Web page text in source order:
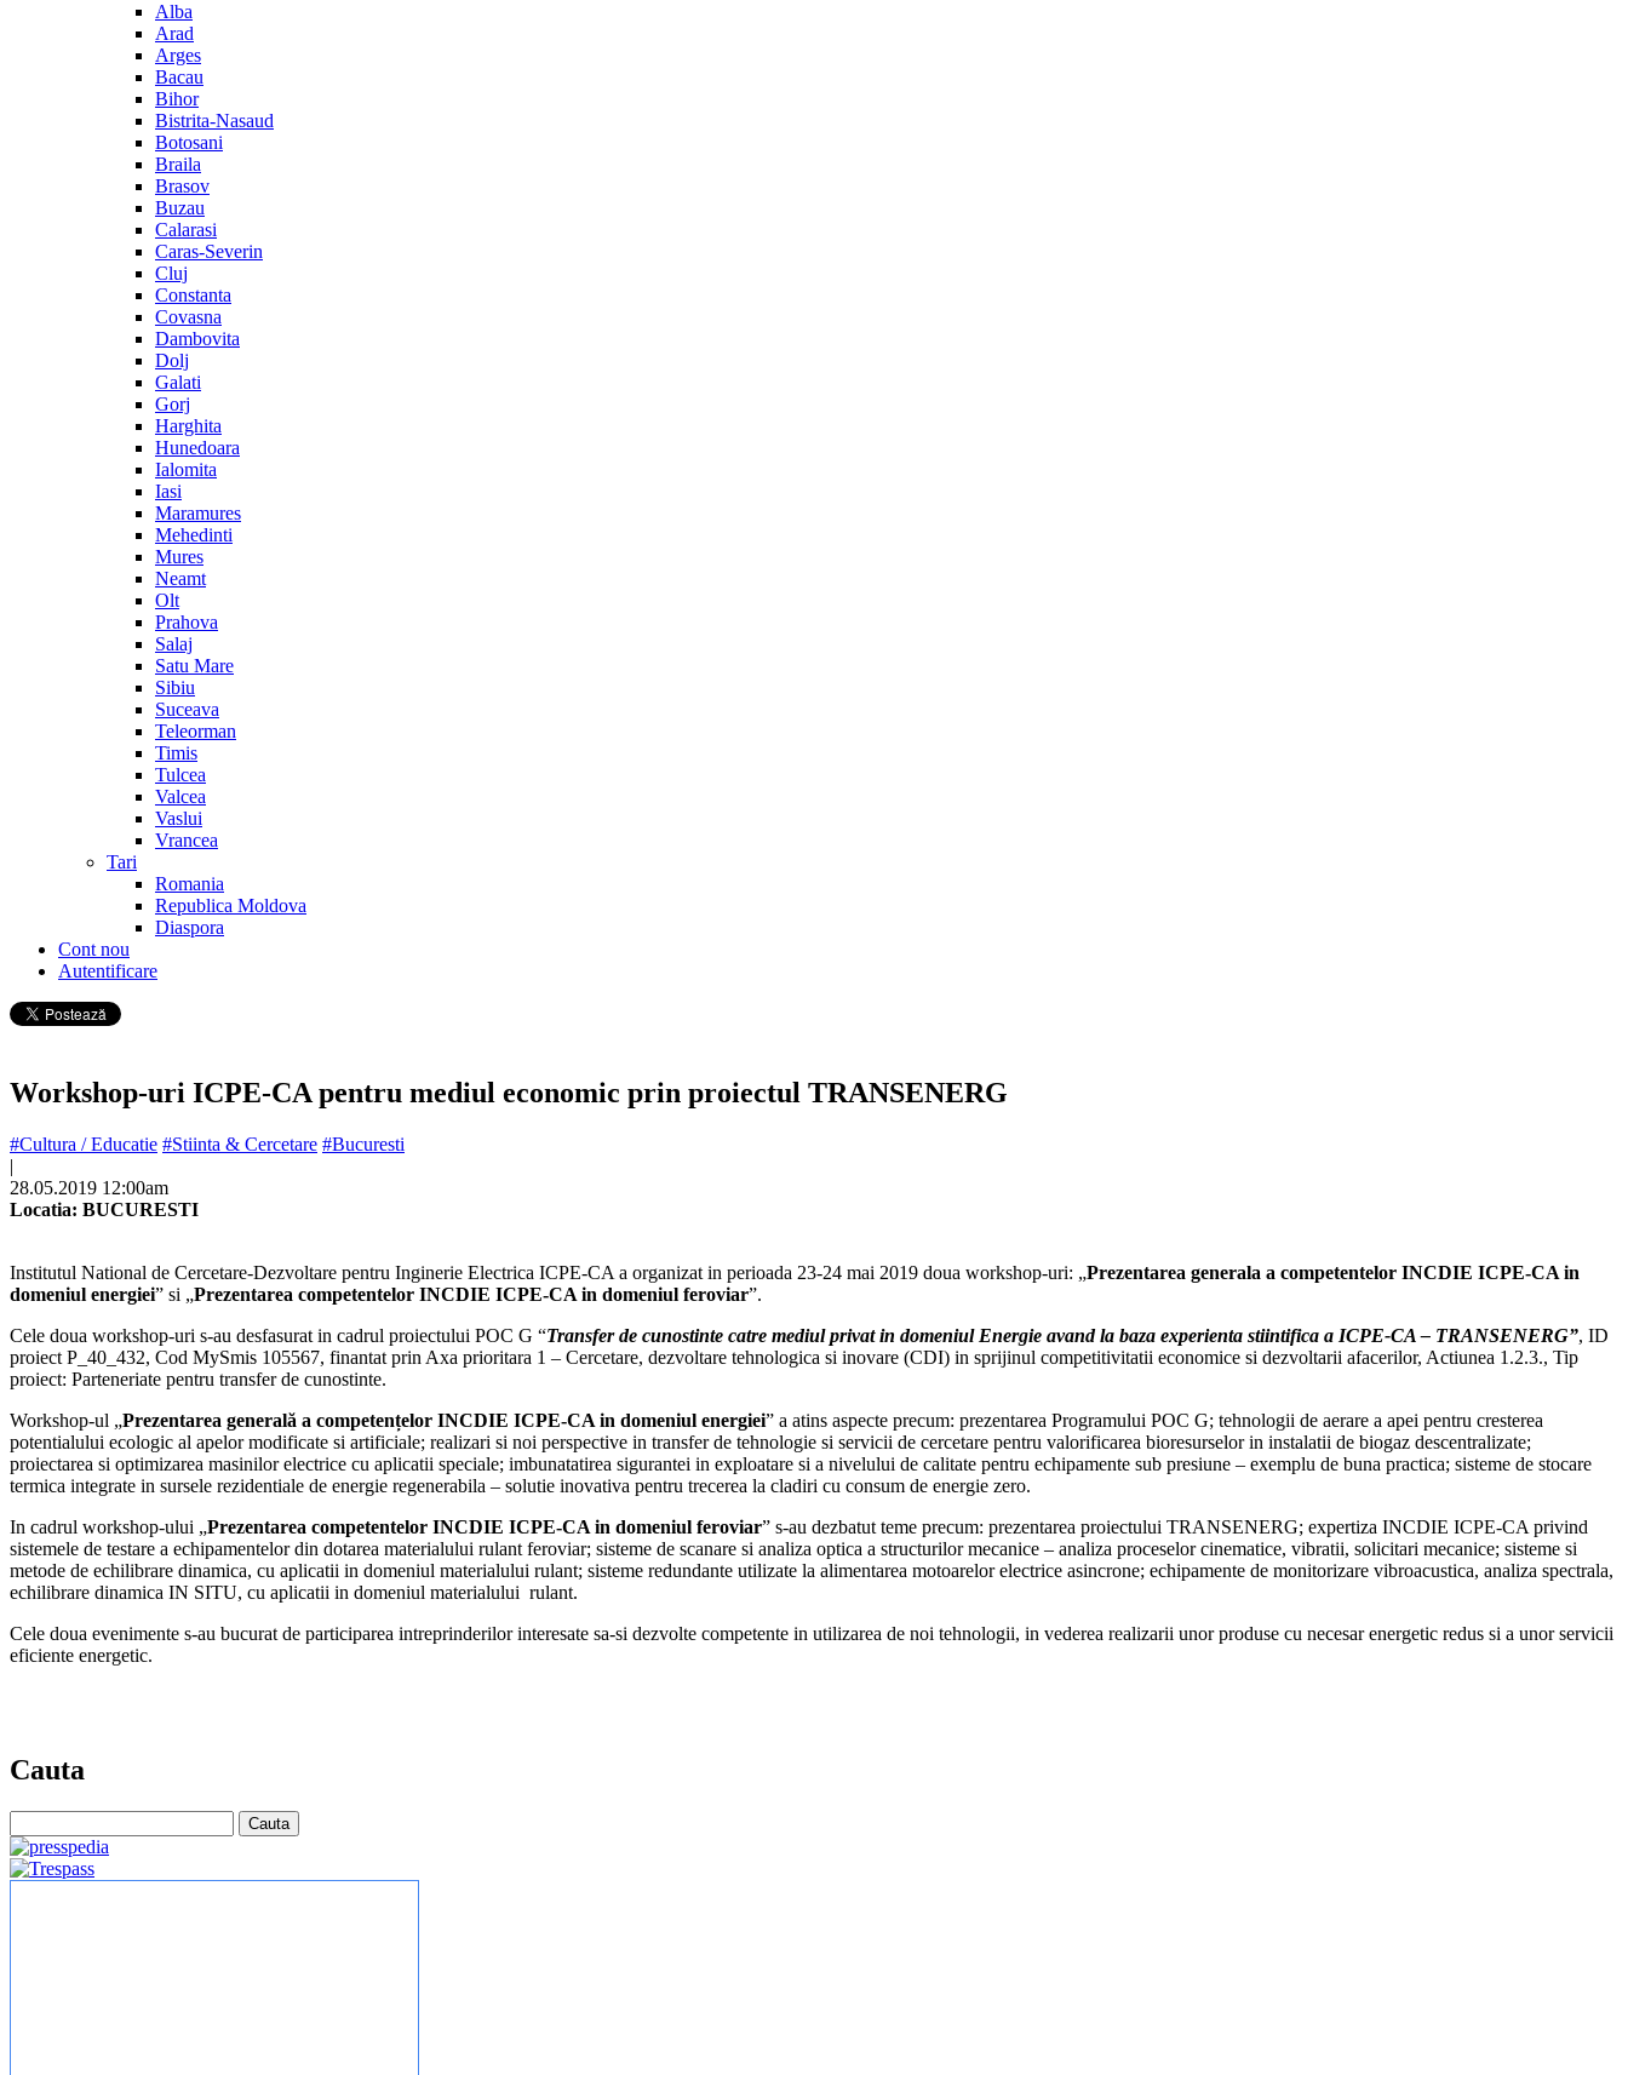
Alba
Arad
Arges
Bacau
Bihor
Bistrita-Nasaud
Botosani
Braila
Brasov
Buzau
Calarasi
Caras-Severin
Cluj
Constanta
Covasna
Dambovita
Dolj
Galati
Gorj
Harghita
Hunedoara
Ialomita
Iasi
Maramures
Mehedinti
Mures
Neamt
Olt
Prahova
Salaj
Satu Mare
Sibiu
Suceava
Teleorman
Timis
Tulcea
Valcea
Vaslui
Vrancea
Tari
Romania
Republica Moldova
Diaspora
Cont nou
Autentificare
Workshop-uri ICPE-CA pentru mediul economic prin proiectul TRANSENERG
#Cultura / Educatie #Stiinta & Cercetare #Bucuresti
|
28.05.2019 12:00am
Locatia: BUCURESTI
Institutul National de Cercetare-Dezvoltare pentru Inginerie Electrica ICPE-CA a organizat in perioada 23-24 mai 2019 doua workshop-uri: „Prezentarea generala a competentelor INCDIE ICPE-CA in
domeniul energiei” si „Prezentarea competentelor INCDIE ICPE-CA in domeniul feroviar”.
Cele doua workshop-uri s-au desfasurat in cadrul proiectului POC G “Transfer de cunostinte catre mediul privat in domeniul Energie avand la baza experienta stiintifica a ICPE-CA – TRANSENERG”, ID
proiect P_40_432, Cod MySmis 105567, finantat prin Axa prioritara 1 – Cercetare, dezvoltare tehnologica si inovare (CDI) in sprijinul competitivitatii economice si dezvoltarii afacerilor, Actiunea 1.2.3., Tip
proiect: Parteneriate pentru transfer de cunostinte.
Workshop-ul „Prezentarea generală a competențelor INCDIE ICPE-CA in domeniul energiei” a atins aspecte precum: prezentarea Programului POC G; tehnologii de aerare a apei pentru cresterea
potentialului ecologic al apelor modificate si artificiale; realizari si noi perspective in transfer de tehnologie si servicii de cercetare pentru valorificarea bioresurselor in instalatii de biogaz descentralizate;
proiectarea si optimizarea masinilor electrice cu aplicatii speciale; imbunatatirea sigurantei in exploatare si a nivelului de calitate pentru echipamente sub presiune – exemplu de buna practica; sisteme de stocare
termica integrate in sursele rezidentiale de energie regenerabila – solutie inovativa pentru trecerea la cladiri cu consum de energie zero.
In cadrul workshop-ului „Prezentarea competentelor INCDIE ICPE-CA in domeniul feroviar” s-au dezbatut teme precum: prezentarea proiectului TRANSENERG; expertiza INCDIE ICPE-CA privind
sistemele de testare a echipamentelor din dotarea materialului rulant feroviar; sisteme de scanare si analiza optica a structurilor mecanice – analiza proceselor cinematice, vibratii, solicitari mecanice; sisteme si
metode de echilibrare dinamica, cu aplicatii in domeniul materialului rulant; sisteme redundante utilizate la alimentarea motoarelor electrice asincrone; echipamente de monitorizare vibroacustica, analiza spectrala,
echilibrare dinamica IN SITU, cu aplicatii in domeniul materialului rulant.
Cele doua evenimente s-au bucurat de participarea intreprinderilor interesate sa-si dezvolte competente in utilizarea de noi tehnologii, in vederea realizarii unor produse cu necesar energetic redus si a unor servicii
eficiente energetic.
Cauta